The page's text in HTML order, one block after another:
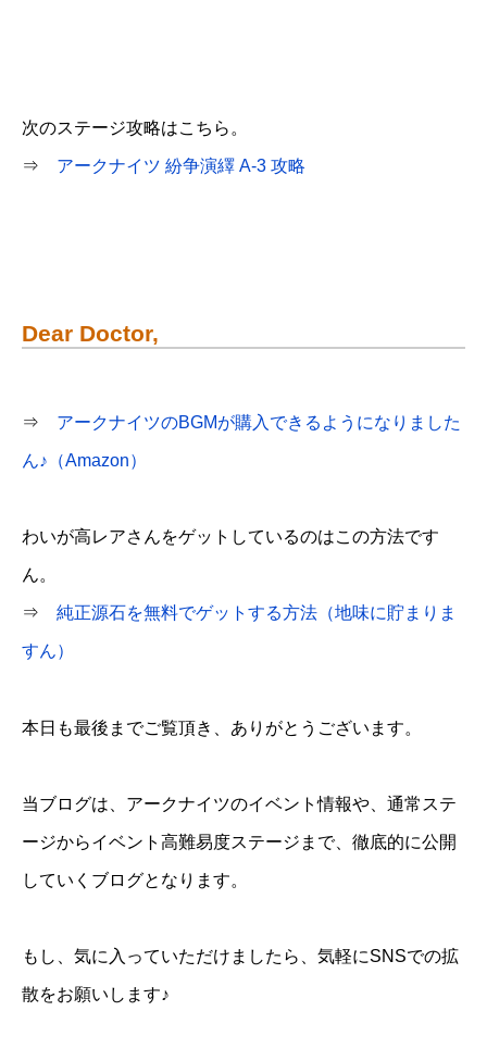
次のステージ攻略はこちら。
⇒ アークナイツ 紛争演繹 A-3 攻略
Dear Doctor,
⇒ アークナイツのBGMが購入できるようになりました
ん♪（Amazon）
わいが高レアさんをゲットしているのはこの方法です
ん。
⇒ 純正源石を無料でゲットする方法（地味に貯まりま
すん）
本日も最後までご覧頂き、ありがとうございます。
当ブログは、アークナイツのイベント情報や、通常ステ
ージからイベント高難易度ステージまで、徹底的に公開
していくブログとなります。
もし、気に入っていただけましたら、気軽にSNSでの拡
散をお願いします♪